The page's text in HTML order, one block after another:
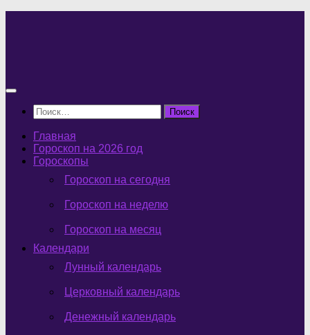
Найти:
Главная
Гороскоп на 2026 год
Гороскопы
Гороскоп на сегодня
Гороскоп на неделю
Гороскоп на месяц
Календари
Лунный календарь
Церковный календарь
Денежный календарь